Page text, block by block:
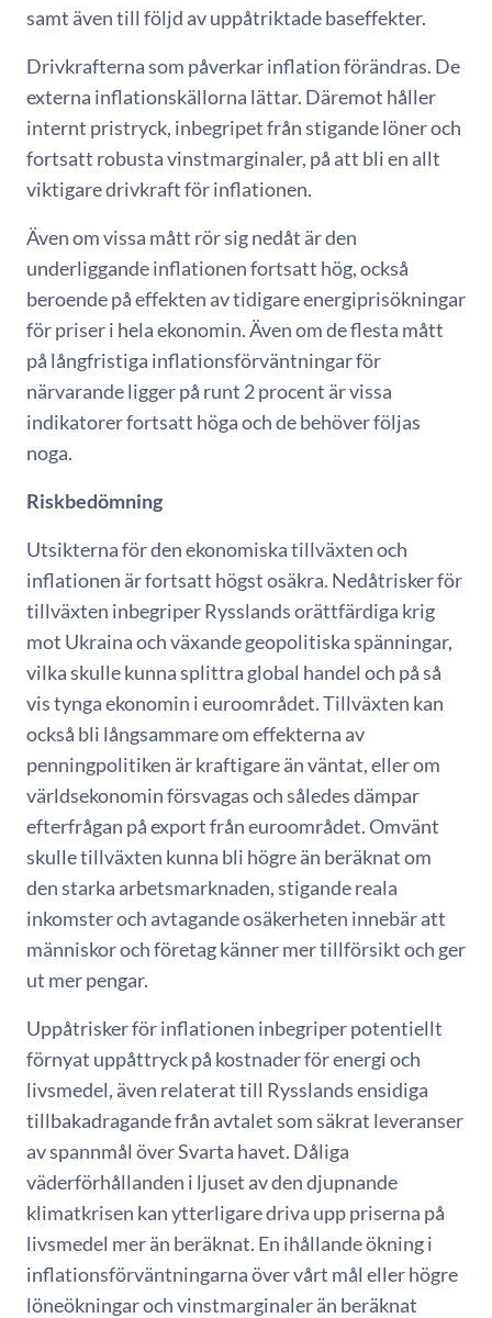
samt även till följd av uppåtriktade baseffekter.
Drivkrafterna som påverkar inflation förändras. De
externa inflationskällorna lättar. Däremot håller
internt pristryck, inbegripet från stigande löner och
fortsatt robusta vinstmarginaler, på att bli en allt
viktigare drivkraft för inflationen.
Även om vissa mått rör sig nedåt är den
underliggande inflationen fortsatt hög, också
beroende på effekten av tidigare energiprisökningar
för priser i hela ekonomin. Även om de flesta mått
på långfristiga inflationsförväntningar för
närvarande ligger på runt 2 procent är vissa
indikatorer fortsatt höga och de behöver följas
noga.
Riskbedömning
Utsikterna för den ekonomiska tillväxten och
inflationen är fortsatt högst osäkra. Nedåtrisker för
tillväxten inbegriper Rysslands orättfärdiga krig
mot Ukraina och växande geopolitiska spänningar,
vilka skulle kunna splittra global handel och på så
vis tynga ekonomin i euroområdet. Tillväxten kan
också bli långsammare om effekterna av
penningpolitiken är kraftigare än väntat, eller om
världsekonomin försvagas och således dämpar
efterfrågan på export från euroområdet. Omvänt
skulle tillväxten kunna bli högre än beräknat om
den starka arbetsmarknaden, stigande reala
inkomster och avtagande osäkerheten innebär att
människor och företag känner mer tillförsikt och ger
ut mer pengar.
Uppåtrisker för inflationen inbegriper potentiellt
förnyat uppåttryck på kostnader för energi och
livsmedel, även relaterat till Rysslands ensidiga
tillbakadragande från avtalet som säkrat leveranser
av spannmål över Svarta havet. Dåliga
väderförhållanden i ljuset av den djupnande
klimatkrisen kan ytterligare driva upp priserna på
livsmedel mer än beräknat. En ihållande ökning i
inflationsförväntningarna över vårt mål eller högre
löneökningar och vinstmarginaler än beräknat